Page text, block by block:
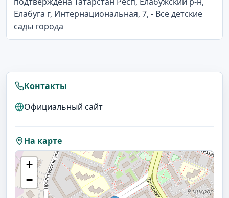
Елабуга г, Интернациональная, 7, - Все детские
сады города
Контакты
Официальный сайт
На карте
+
−